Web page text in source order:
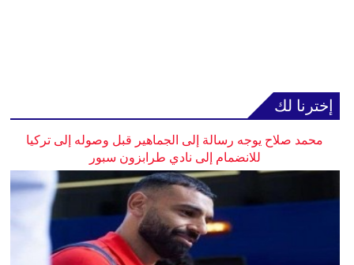
إخترنا لك
محمد صلاح يوجه رسالة إلى الجماهير قبل وصوله إلى تركيا
للانضمام إلى نادي طرابزون سبور